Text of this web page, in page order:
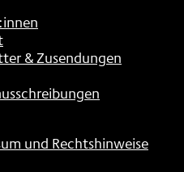
& Zusendungen
und Rechtshinweise